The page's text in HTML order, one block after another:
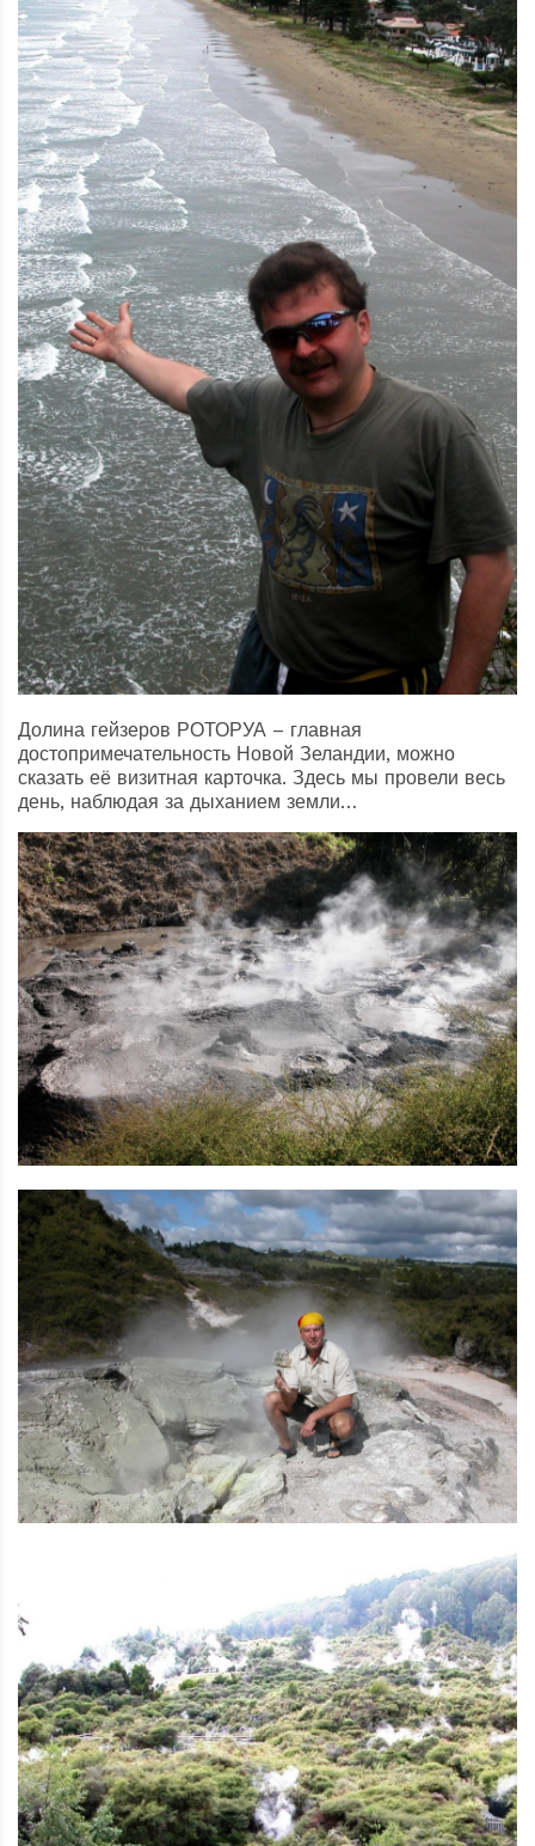
Долина гейзеров РОТОРУА – главная
достопримечательность Новой Зеландии, можно
сказать её визитная карточка. Здесь мы провели весь
день, наблюдая за дыханием земли…